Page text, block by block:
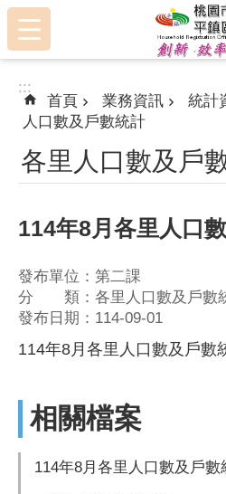
跳到主要內容區塊
:::
:::
首頁 業務資訊 統計
人口數及戶數統計
各里人口數及戶
114年8月各里人口
發布單位：第二課
分 類：各里人口數及戶數
發布日期：114-09-01
114年8月各里人口數及戶數
相關檔案
114年8月各里人口數及戶數